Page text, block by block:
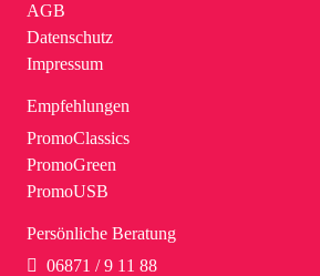
AGB
Datenschutz
Impressum
Empfehlungen
PromoClassics
PromoGreen
PromoUSB
Persönliche Beratung
06871 / 9 11 88